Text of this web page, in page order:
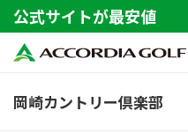
公式サイトが最安値
岡崎カントリー倶楽部